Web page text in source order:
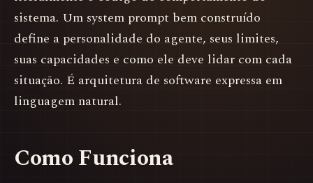
sistema. Um system prompt bem construído
define a personalidade do agente, seus limites,
suas capacidades e como ele deve lidar com cada
situação. É arquitetura de software expressa em
linguagem natural.
Como Funciona